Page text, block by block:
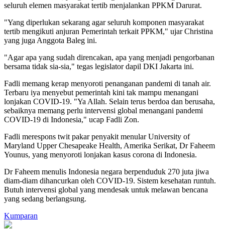
seluruh elemen masyarakat tertib menjalankan PPKM Darurat.
"Yang diperlukan sekarang agar seluruh komponen masyarakat
tertib mengikuti anjuran Pemerintah terkait PPKM," ujar Christina
yang juga Anggota Baleg ini.
"Agar apa yang sudah direncakan, apa yang menjadi pengorbanan
bersama tidak sia-sia," tegas legislator dapil DKI Jakarta ini.
Fadli memang kerap menyoroti penanganan pandemi di tanah air.
Terbaru iya menyebut pemerintah kini tak mampu menangani
lonjakan COVID-19. "Ya Allah. Selain terus berdoa dan berusaha,
sebaiknya memang perlu intervensi global menangani pandemi
COVID-19 di Indonesia," ucap Fadli Zon.
Fadli merespons twit pakar penyakit menular University of
Maryland Upper Chesapeake Health, Amerika Serikat, Dr Faheem
Younus, yang menyoroti lonjakan kasus corona di Indonesia.
Dr Faheem menulis Indonesia negara berpenduduk 270 juta jiwa
diam-diam dihancurkan oleh COVID-19. Sistem kesehatan runtuh.
Butuh intervensi global yang mendesak untuk melawan bencana
yang sedang berlangsung.
Kumparan